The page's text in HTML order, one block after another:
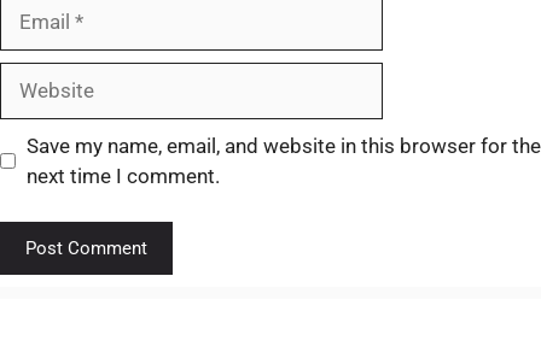
Save my name, email, and website in this browser for the
next time I comment.